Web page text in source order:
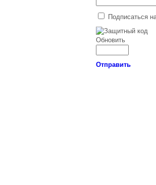
Подписаться
Обновить
Отправить